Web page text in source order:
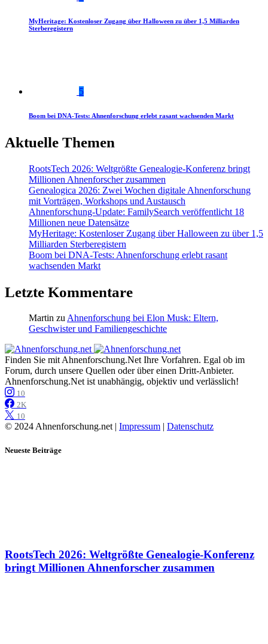
MyHeritage: Kostenloser Zugang über Halloween zu über 1,5 Milliarden
Sterberegistern
5
Boom bei DNA-Tests: Ahnenforschung erlebt rasant wachsenden Markt
Aktuelle Themen
RootsTech 2026: Weltgrößte Genealogie-Konferenz bringt
Millionen Ahnenforscher zusammen
Genealogica 2026: Zwei Wochen digitale Ahnenforschung
mit Vorträgen, Workshops und Austausch
Ahnenforschung-Update: FamilySearch veröffentlicht 18
Millionen neue Datensätze
MyHeritage: Kostenloser Zugang über Halloween zu über 1,5
Milliarden Sterberegistern
Boom bei DNA-Tests: Ahnenforschung erlebt rasant
wachsenden Markt
Letzte Kommentare
Martin zuAhnenforschung bei Elon Musk: Eltern,
Geschwister und Familiengeschichte
Finden Sie mit Ahnenforschung.Net Ihre Vorfahren. Egal ob im
Forum, durch unsere Quellen oder über einen Dritt-Anbieter.
Ahnenforschung.Net ist unabhängig, objektiv und verlässlich!
10
2K
10
© 2024 Ahnenforschung.net | Impressum Datenschutz
Neueste Beiträge
RootsTech 2026: Weltgrößte Genealogie-Konferenz
bringt Millionen Ahnenforscher zusammen